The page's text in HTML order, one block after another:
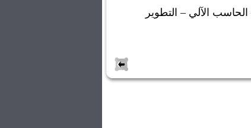
الآلي – التطوير